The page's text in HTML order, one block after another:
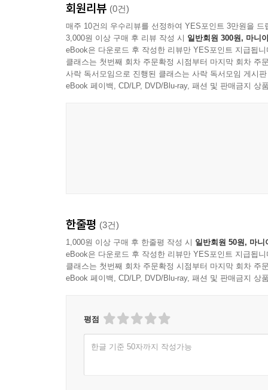
SNS에서 사람들은 자신의 일상을 끊임없이 게시
기 위해 혹은 공감받기 위해 내보이는 ‘정보’일 뿐
곤 하지요. 이렇게 우리의 일상은 정보로 소비되어
--- p.118~119
위대한 종교들끼리는 차이점보다 공통점이 훨씬
롤스는 우리에게 연방대법관처럼 생각하라고 충
치적 성향과 상관없이 누구나 받아들일 만한 합
서로의 종교나 정치적 성향에 매달리지 않고도, 합
고대 그리스의 아테네, 로마제국의 수도인 로마,
변화를 가능성으로 바꾸는 철학의 힘!
흔히 ‘노동의 종말’이 시작되었다고 이야기한다
완전히 대체될 것이라는 위기의식이 만연하다. 노
1장은 그렇다면 노동이 줄어드는 게 과연 나쁜
예술작품과 사상, 기념비적인 과학 발전은 대개
2장에서는 급변하는 미디어 환경을 읽는 준거가
매체와 인터넷의 발달은 인류를 시각에만 의존하
장 보드리야르가 우려했듯, 실재하는 대상과의
홍수처럼 쏟아지는 정보와 극단적인 의견으로
열띤 감정이 흐르는 시대, ‘이성’이 제대로 작
민주주의의 가능성을 논하는 데 주요한 참조점이
회원리뷰 (0건)
매주 10건의 우수리뷰를 선정하여 YES포인트 3만원을 드
3,000원 이상 구매 후 리뷰 작성 시 일반회원 300원, 마니
eBook은 다운로드 후 작성한 리뷰만 YES포인트 지급됩니
클래스는 첫번째 회차 주문확정 시점부터 마지막 회차 주
사락 독서모임으로 진행된 클래스는 사락 독서모임 게시
eBook 페이백, CD/LP, DVD/Blu-ray, 패션 및 판매금지 상
한줄평 (3건)
1,000원 이상 구매 후 한줄평 작성 시 일반회원 50원, 마니
eBook은 다운로드 후 작성한 리뷰만 YES포인트 지급됩니
클래스는 첫번째 회차 주문확정 시점부터 마지막 회차 주
eBook 페이백, CD/LP, DVD/Blu-ray, 패션 및 판매금지 상
평점
한글 기준 50자까지 작성가능